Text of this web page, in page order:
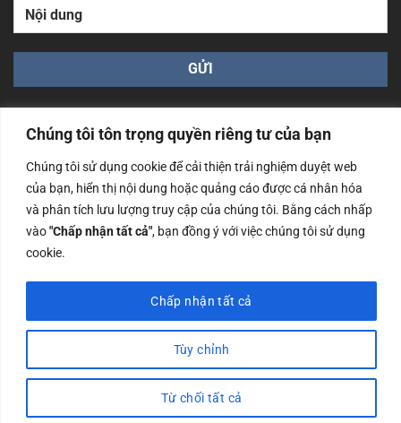
Chúng tôi tôn trọng quyền riêng tư của bạn
Chúng tôi sử dụng cookie để cải thiện trải nghiệm duyệt web
của bạn, hiển thị nội dung hoặc quảng cáo được cá nhân hóa
và phân tích lưu lượng truy cập của chúng tôi. Bằng cách nhấp
vào"Chấp nhận tất cả", bạn đồng ý với việc chúng tôi sử dụng
cookie.
Tùy chỉnh
Từ chối tất cả
Chấp nhận tất cả
Công ty TNHH Nam Bình Xương - Số ĐKKD: 0108783483
cấp ngày 14/06/2019 bởi Sở Kế Hoạch và Đầu Tư Tp. Hà
Nội
Copyrights @2023 Nam Binh Xuong. All Rights Reserved